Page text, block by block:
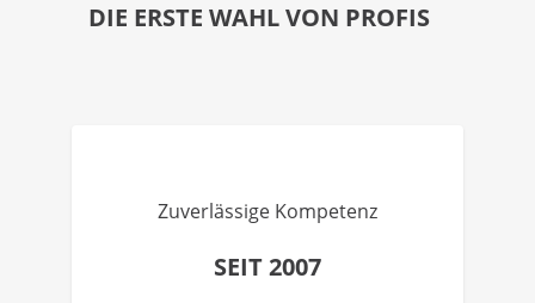
DIE ERSTE WAHL VON PROFIS
Zuverlässige Kompetenz
SEIT 2007